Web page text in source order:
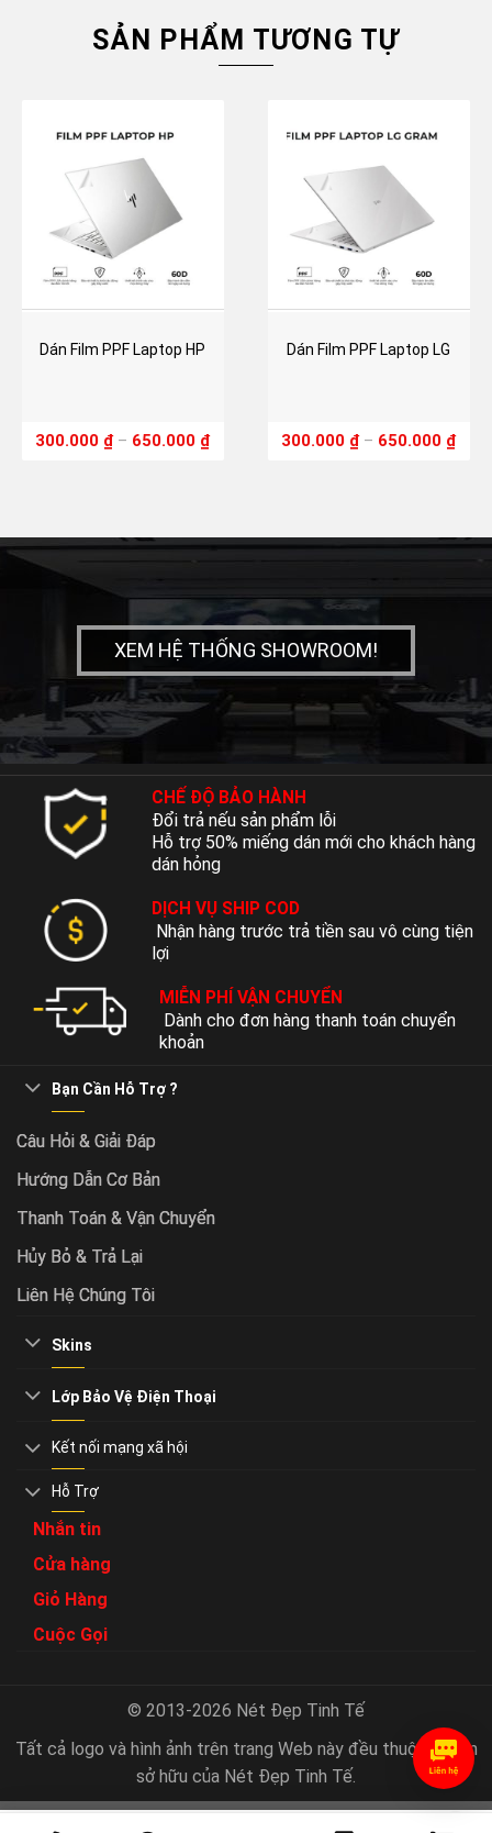
SẢN PHẨM TƯƠNG TỰ
Dán Film PPF Laptop HP
300.000 ₫– 650.000 ₫
Dán Film PPF Laptop LG
300.000 ₫– 650.000 ₫
XEM HỆ THỐNG SHOWROOM!
CHẾ ĐỘ BẢO HÀNH
Đổi trả nếu sản phẩm lỗi
Hỗ trợ 50% miếng dán mới cho khách hàng
dán hỏng
DỊCH VỤ SHIP COD
Nhận hàng trước trả tiền sau vô cùng tiện
lợi
MIỄN PHÍ VẬN CHUYỂN
Dành cho đơn hàng thanh toán chuyển
khoản
Bạn Cần Hỗ Trợ ?
Câu Hỏi & Giải Đáp
Hướng Dẫn Cơ Bản
Thanh Toán & Vận Chuyển
Hủy Bỏ & Trả Lại
Liên Hệ Chúng Tôi
Skins
Lớp Bảo Vệ Điện Thoại
Kết nối mạng xã hội
Hỗ Trợ
Nhắn tin
Cửa hàng
Giỏ Hàng
Cuộc Gọi
© 2013-2026 Nét Đẹp Tinh Tế
Tất cả logo và hình ảnh trên trang Web này đều thuộc quyền
sở hữu của Nét Đẹp Tinh Tế.